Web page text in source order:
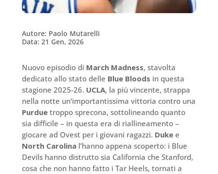
Autore: Paolo Mutarelli
Data: 21 Gen, 2026
Nuovo episodio di March Madness, stavolta
dedicato allo stato delle Blue Bloods in questa
stagione 2025-26. UCLA, la più vincente, strappa
nella notte un’importantissima vittoria contro una
Purduetroppo sprecona, sottolineando quanto
sia difficile – in questa era di riallineamento –
giocare ad Ovest per i giovani ragazzi. Dukee
North Carolinal’hanno appena scoperto: i Blue
Devils hanno distrutto sia California che Stanford,
cosa che non hanno fatto i Tar Heels, tornati a